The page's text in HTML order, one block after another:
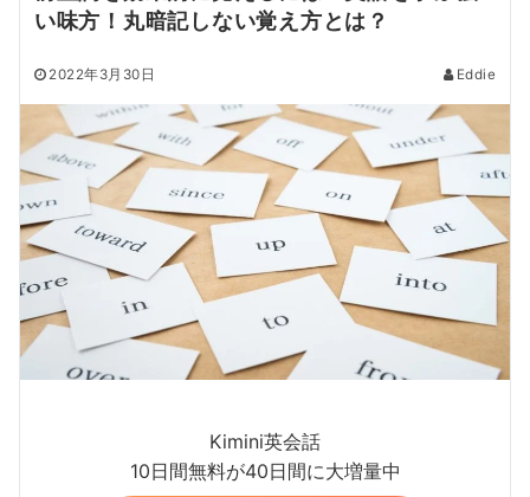
い味方！丸暗記しない覚え方とは？
2022年3月30日 Eddie
Kimini英会話
10日間無料が40日間に大増量中